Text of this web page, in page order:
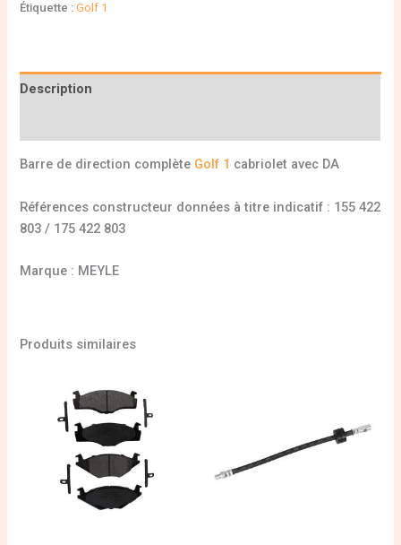
Étiquette :Golf 1
Description
Barre de direction complète Golf 1 cabriolet avec DA
Références constructeur données à titre indicatif : 155 422
803 / 175 422 803
Marque : MEYLE
Produits similaires